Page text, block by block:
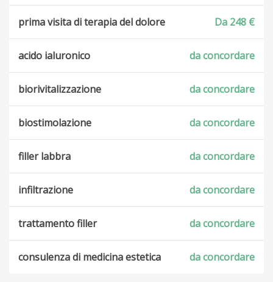
prima visita di terapia del dolore Da 248 €
acido ialuronico da concordare
biorivitalizzazione da concordare
biostimolazione da concordare
filler labbra da concordare
infiltrazione da concordare
trattamento filler da concordare
consulenza di medicina estetica da concordare